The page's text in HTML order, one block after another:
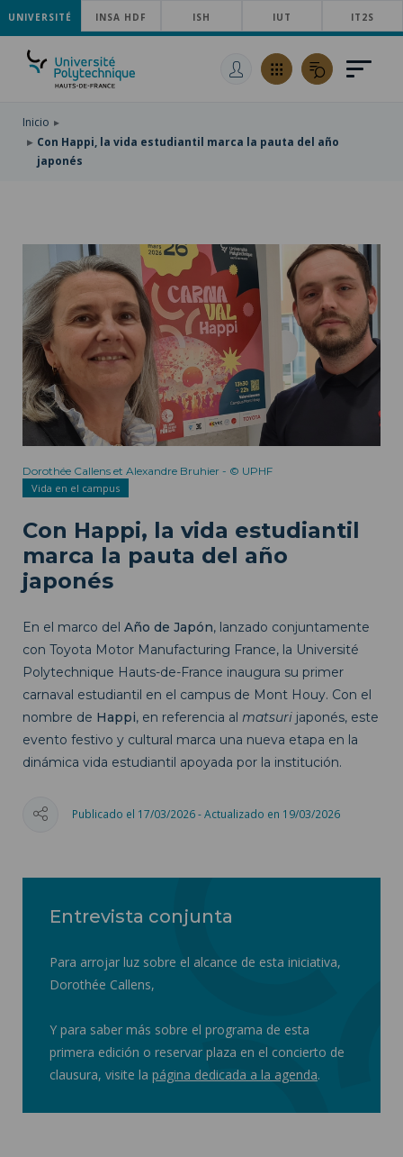
SKIP
TO
MAIN
NAVIGATION
PASAR
AL
CONTENIDO
SKIP
UNIVERSITÉ INSA HDF ISH IUT IT2S
Inicio
Con Happi, la vida estudiantil marca la pauta del año
japonés
Dorothée Callens et Alexandre Bruhier - © UPHF
Vida en el campus
Con Happi, la vida estudiantil
marca la pauta del año
japonés
En el marco del Año de Japón, lanzado conjuntamente
con Toyota Motor Manufacturing France, la Université
Polytechnique Hauts-de-France inaugura su primer
carnaval estudiantil en el campus de Mont Houy. Con el
nombre de Happi, en referencia al matsuri japonés, este
evento festivo y cultural marca una nueva etapa en la
dinámica vida estudiantil apoyada por la institución.
Publicado el 17/03/2026 - Actualizado en 19/03/2026
Entrevista conjunta
Para arrojar luz sobre el alcance de esta iniciativa,
Dorothée Callens,
Y para saber más sobre el programa de esta
primera edición o reservar plaza en el concierto de
clausura, visite la página dedicada a la agenda.